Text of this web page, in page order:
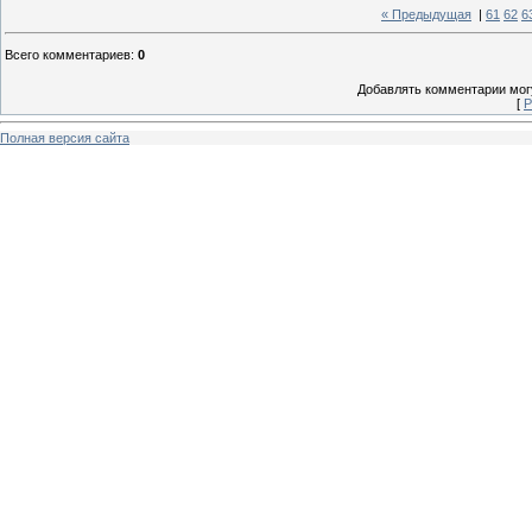
« Предыдущая 61 62
Всего комментариев: 0
Добавлять комментарии
[
Полная версия сайта